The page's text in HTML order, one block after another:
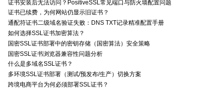
证书安装后无法访问？PositiveSSL常见端口与防火墙配置问题
证书已续费，为何网站仍显示旧证书？
通配符证书二级域名验证失败：DNS TXT记录精准配置手册
如何选择SSL证书加密算法？
国密SSL证书部署中的密钥存储（国密算法）安全策略
国密SSL证书浏览器兼容性问题分析
什么是多域名SSL证书？
多环境SSL证书部署（测试/预发布/生产）切换方案
跨境电商平台为何必须部署SSL证书？